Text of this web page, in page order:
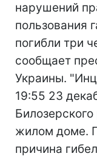
нарушений
пользования
погибли три
сообщает
Украины.
19:55 23
жилом доме.
причина